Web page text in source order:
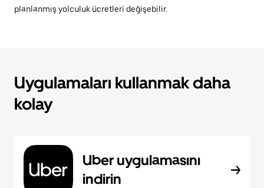
planlanmış yolculuk ücretleri değişebilir.
Uygulamaları kullanmak daha
kolay
Uber uygulamasını
indirin